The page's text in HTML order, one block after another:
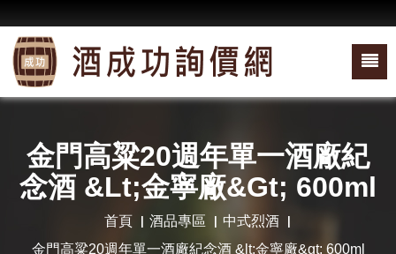
金門高粱20週年單一酒廠紀
念酒 &lt;金寧廠&gt; 600ml
首頁 酒品專區
中式烈酒
金門高粱20週年單一酒廠紀念酒 &lt;金寧廠&gt; 600ml